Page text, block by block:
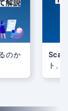
のか
ト、